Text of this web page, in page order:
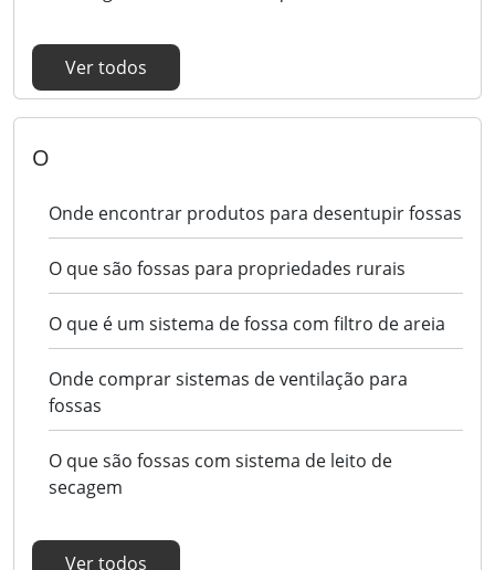
Ver todos
O
Onde encontrar produtos para desentupir fossas
O que são fossas para propriedades rurais
O que é um sistema de fossa com filtro de areia
Onde comprar sistemas de ventilação para
fossas
O que são fossas com sistema de leito de
secagem
Ver todos